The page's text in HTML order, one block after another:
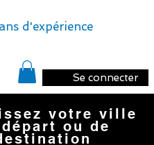
d'expérience
Se connecter
votre ville
ou de